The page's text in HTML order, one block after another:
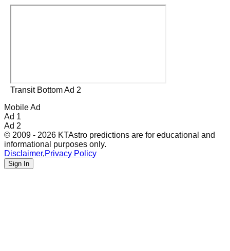
Transit Bottom Ad 2
Mobile Ad
Ad 1
Ad 2
© 2009 - 2026 KTAstro predictions are for educational and
informational purposes only.
Disclaimer,Privacy Policy
Sign In